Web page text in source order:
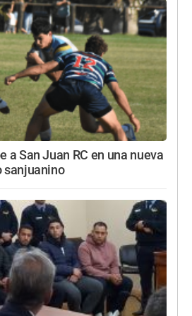
a San Juan RC en una nueva
sanjuanino